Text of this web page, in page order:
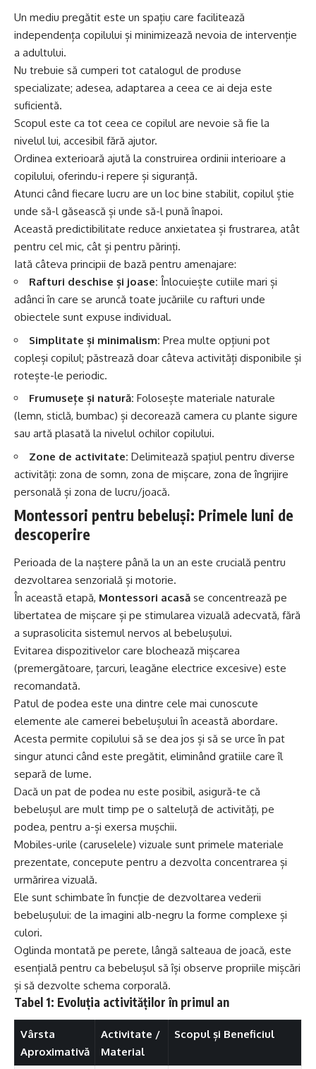
Un mediu pregătit este un spațiu care facilitează
independența copilului și minimizează nevoia de intervenție
a adultului.
Nu trebuie să cumperi tot catalogul de produse
specializate; adesea, adaptarea a ceea ce ai deja este
suficientă.
Scopul este ca tot ceea ce copilul are nevoie să fie la
nivelul lui, accesibil fără ajutor.
Ordinea exterioară ajută la construirea ordinii interioare a
copilului, oferindu-i repere și siguranță.
Atunci când fiecare lucru are un loc bine stabilit, copilul știe
unde să-l găsească și unde să-l pună înapoi.
Această predictibilitate reduce anxietatea și frustrarea, atât
pentru cel mic, cât și pentru părinți.
Iată câteva principii de bază pentru amenajare:
Rafturi deschise și joase: Înlocuiește cutiile mari și
adânci în care se aruncă toate jucăriile cu rafturi unde
obiectele sunt expuse individual.
Simplitate și minimalism: Prea multe opțiuni pot
copleși copilul; păstrează doar câteva activități disponibile și
rotește-le periodic.
Frumusețe și natură: Folosește materiale naturale
(lemn, sticlă, bumbac) și decorează camera cu plante sigure
sau artă plasată la nivelul ochilor copilului.
Zone de activitate: Delimitează spațiul pentru diverse
activități: zona de somn, zona de mișcare, zona de îngrijire
personală și zona de lucru/joacă.
Montessori pentru bebeluși: Primele luni de
descoperire
Perioada de la naștere până la un an este crucială pentru
dezvoltarea senzorială și motorie.
În această etapă, Montessori acasă se concentrează pe
libertatea de mișcare și pe stimularea vizuală adecvată, fără
a suprasolicita sistemul nervos al bebelușului.
Evitarea dispozitivelor care blochează mișcarea
(premergătoare, țarcuri, leagăne electrice excesive) este
recomandată.
Patul de podea este una dintre cele mai cunoscute
elemente ale camerei bebelușului în această abordare.
Acesta permite copilului să se dea jos și să se urce în pat
singur atunci când este pregătit, eliminând gratiile care îl
separă de lume.
Dacă un pat de podea nu este posibil, asigură-te că
bebelușul are mult timp pe o salteluță de activități, pe
podea, pentru a-și exersa mușchii.
Mobiles-urile (caruselele) vizuale sunt primele materiale
prezentate, concepute pentru a dezvolta concentrarea și
urmărirea vizuală.
Ele sunt schimbate în funcție de dezvoltarea vederii
bebelușului: de la imagini alb-negru la forme complexe și
culori.
Oglinda montată pe perete, lângă salteaua de joacă, este
esențială pentru ca bebelușul să își observe propriile mișcări
și să dezvolte schema corporală.
Tabel 1: Evoluția activităților în primul an
Vârsta
Aproximativă
Activitate /
Material
Scopul și Beneficiul